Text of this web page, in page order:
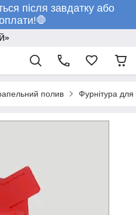
після завдатку або
полив Фурнітура для